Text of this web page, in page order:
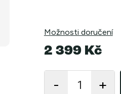
Možnosti doručení
2 399 Kč